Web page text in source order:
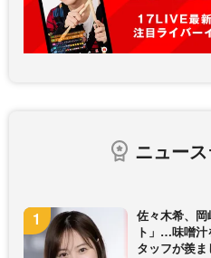
ニュー
佐々木希、
ト」…味噌汁
タッフが羨